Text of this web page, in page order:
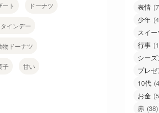
ート ドーナツ
インデー
物ドーナツ
子 甘い
表情
少年
スイー
行事
シーズ
プレゼ
10代
お金
赤 (38)